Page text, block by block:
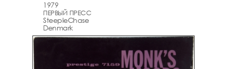
1979
ПЕРВЫЙ ПРЕСС
SteepleChase
Denmark